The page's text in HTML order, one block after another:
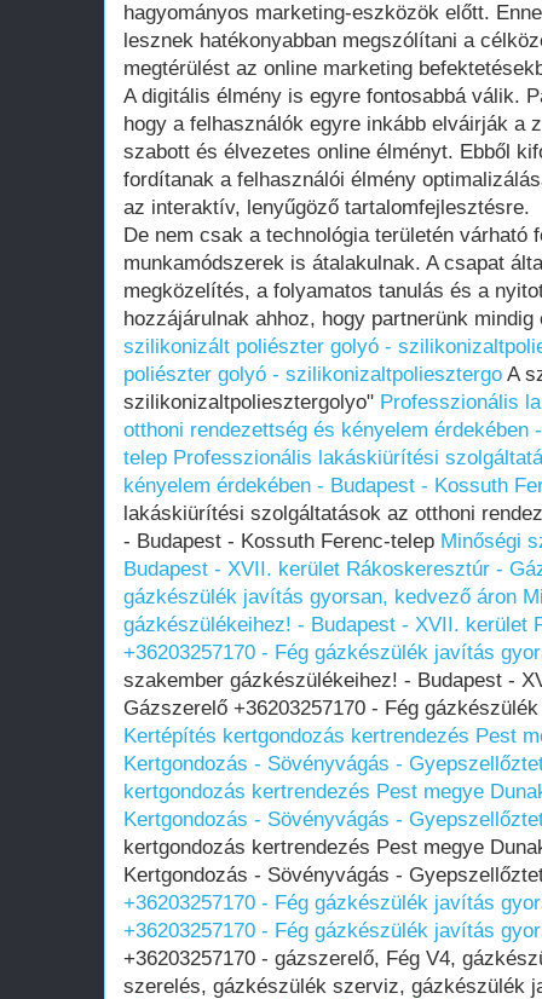
hagyományos marketing-eszközök előtt.
lesznek hatékonyabban megszólítani a
megtérülést az online marketing
A digitális élmény is egyre fontosabbá válik.
hogy a felhasználók egyre inkább elváirják a
szabott és élvezetes online élményt. Ebből
fordítanak a felhasználói élmény
az interaktív, lenyűgöző tartalomfejlesztésre.
De nem csak a technológia területén várható
munkamódszerek is átalakulnak. A csapat
megközelítés, a folyamatos tanulás és a
hozzájárulnak ahhoz, hogy partnerünk
szilikonizált poliészter golyó -
poliészter golyó - szilikonizaltpoliesztergo A
szilikonizaltpoliesztergolyo" Professzionális
otthoni rendezettség és kényelem érdekében
telep Professzionális lakáskiürítési
kényelem érdekében - Budapest - Kossuth
lakáskiürítési szolgáltatások az otthoni
- Budapest - Kossuth Ferenc-telep Minőségi
Budapest - XVII. kerület Rákoskeresztúr -
gázkészülék javítás gyorsan, kedvező áron
gázkészülékeihez! - Budapest - XVII. kerület
+36203257170 - Fég gázkészülék javítás
szakember gázkészülékeihez! - Budapest -
Gázszerelő +36203257170 - Fég
Kertépítés kertgondozás kertrendezés Pest
Kertgondozás - Sövényvágás -
kertgondozás kertrendezés Pest megye
Kertgondozás - Sövényvágás -
kertgondozás kertrendezés Pest megye
Kertgondozás - Sövényvágás -
+36203257170 - Fég gázkészülék javítás
+36203257170 - Fég gázkészülék javítás
+36203257170 - gázszerelő, Fég V4,
szerelés, gázkészülék szerviz, gázkészülék